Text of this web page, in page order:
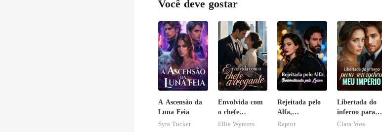
Você deve gostar
A Ascensão da
Luna Feia
Syra Tucker
Envolvida com
o chefe
arrogante
Ellie Wynters
Rejeitada pelo
Alfa,
Reivindicada
Raptor
Libertada do
inferno para
reivindicar meu
Clara Voss